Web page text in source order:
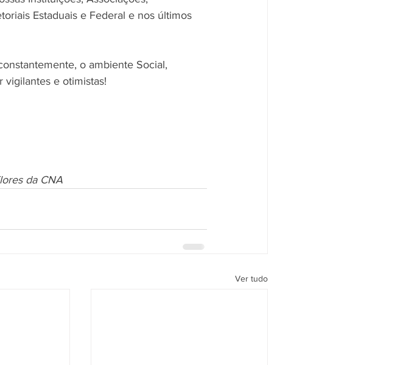
Estaduais e Federal e nos últimos
o ambiente Social,
vigilantes e otimistas!
da CNA
Ver tudo